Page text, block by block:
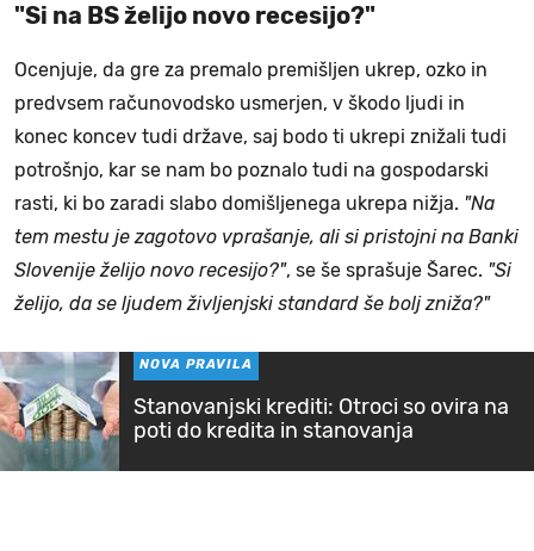
"Si na BS želijo novo recesijo?"
Ocenjuje, da gre za premalo premišljen ukrep, ozko in
predvsem računovodsko usmerjen, v škodo ljudi in
konec koncev tudi države, saj bodo ti ukrepi znižali tudi
potrošnjo, kar se nam bo poznalo tudi na gospodarski
rasti, ki bo zaradi slabo domišljenega ukrepa nižja. "Na
tem mestu je zagotovo vprašanje, ali si pristojni na Banki
Slovenije želijo novo recesijo?", se še sprašuje Šarec. "Si
želijo, da se ljudem življenjski standard še bolj zniža?"
NOVA PRAVILA
Stanovanjski krediti: Otroci so ovira na
poti do kredita in stanovanja